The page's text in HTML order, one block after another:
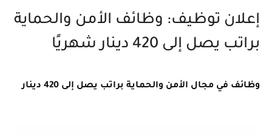
إعلان توظيف: وظائف الأمن والحماية
براتب يصل إلى 420 دينار شهريًا
وظائف في مجال الأمن والحماية براتب يصل إلى 420 دينار